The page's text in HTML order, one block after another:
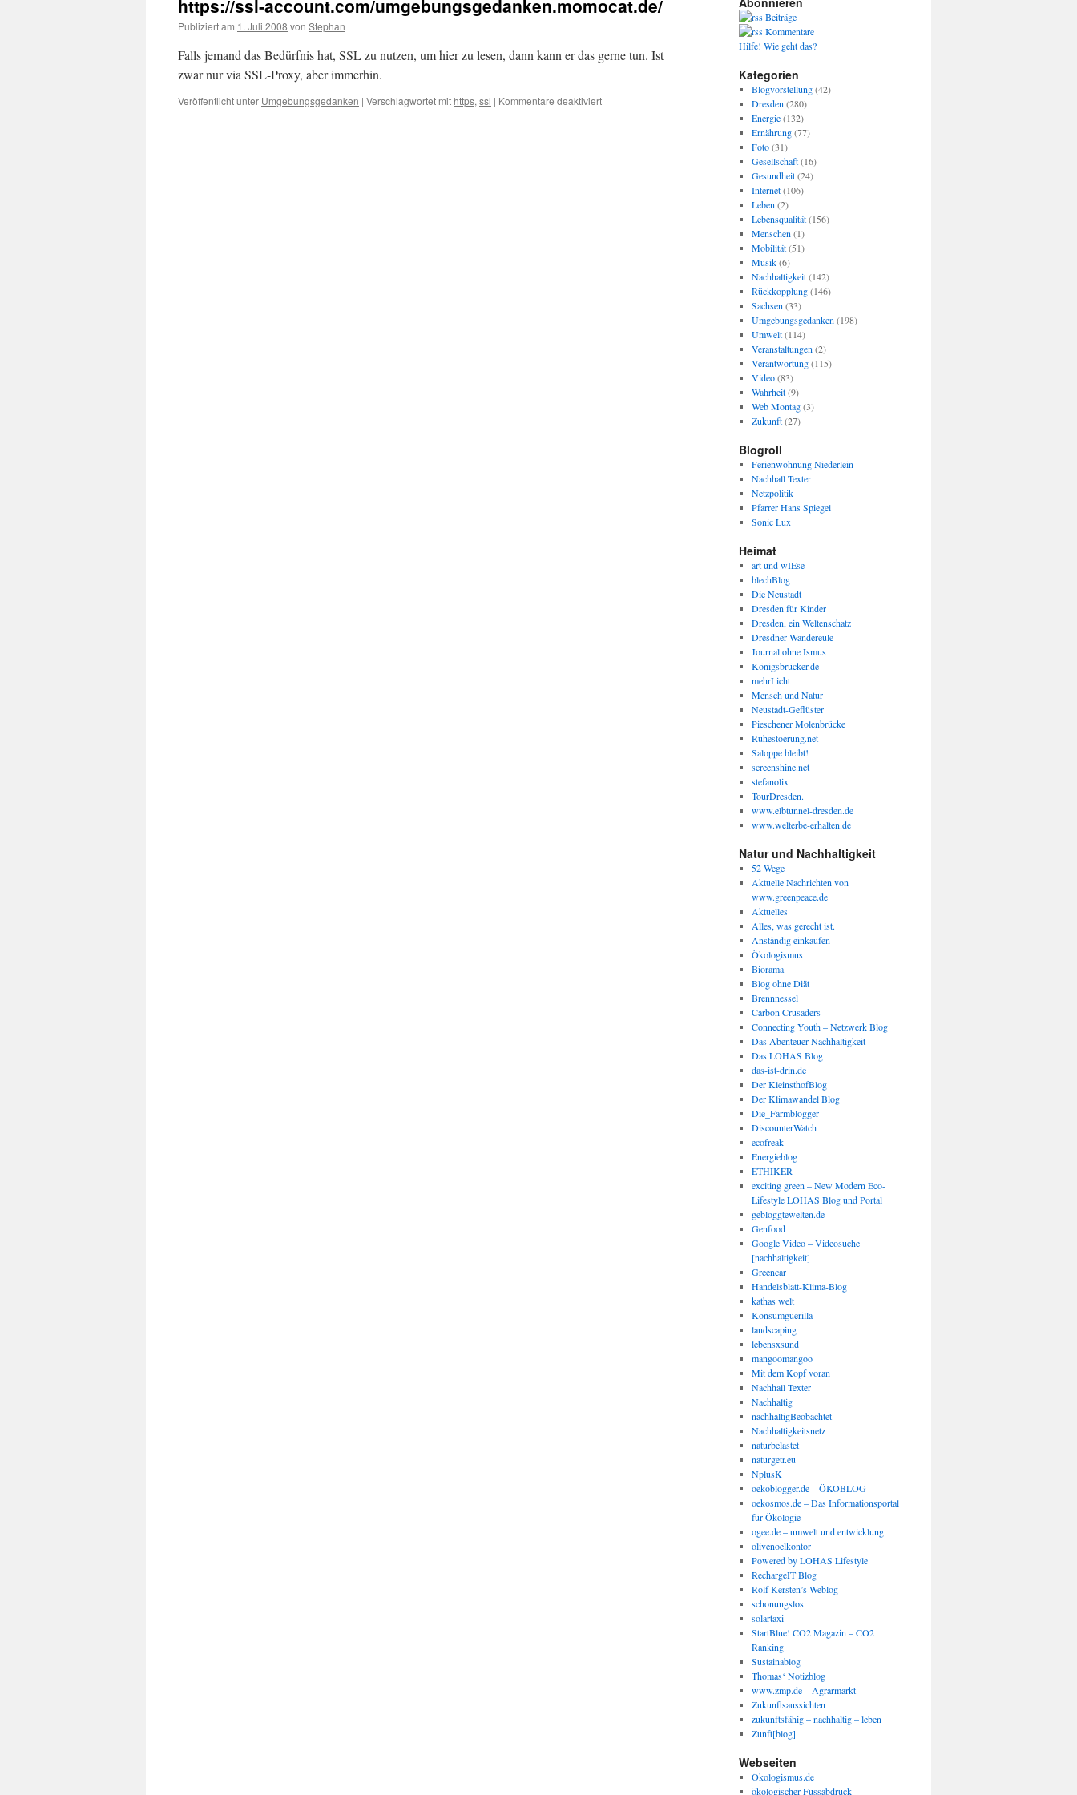
https://ssl-account.com/umgebungsgedanken.momocat.de/
Publiziert am 1. Juli 2008 von Stephan
Falls jemand das Bedürfnis hat, SSL zu nutzen, um hier zu lesen, dann kann er das gerne tun. Ist
zwar nur via SSL-Proxy, aber immerhin.
Veröffentlicht unter Umgebungsgedanken | Verschlagwortet mit https, ssl | Kommentare deaktiviert
account.com/umgebungsgedanken.momocat.de/
Beiträge
Kommentare
Hilfe! Wie geht das?
Kategorien
Blogvorstellung(42)
Dresden (280)
Energie(132)
Ernährung(77)
Foto(31)
Gesellschaft(16)
Gesundheit(24)
Internet(106)
Leben (2)
Lebensqualität(156)
Menschen (1)
Mobilität(51)
Musik(6)
Nachhaltigkeit(142)
Rückkopplung(146)
Sachsen (33)
Umgebungsgedanken (198)
Umwelt(114)
Veranstaltungen (2)
Verantwortung(115)
Video(83)
Wahrheit(9)
Web Montag(3)
Zukunft(27)
Blogroll
Ferienwohnung Niederlein
Nachhall Texter
Netzpolitik
Pfarrer Hans Spiegel
Sonic Lux
Heimat
art und wIEse
blechBlog
Die Neustadt
Dresden für Kinder
Dresden, ein Weltenschatz
Dresdner Wandereule
Journal ohne Ismus
Königsbrücker.de
mehrLicht
Mensch und Natur
Neustadt-Geflüster
Pieschener Molenbrücke
Ruhestoerung.net
Saloppe bleibt!
screenshine.net
stefanolix
TourDresden.
www.elbtunnel-dresden.de
www.welterbe-erhalten.de
Natur und Nachhaltigkeit
52 Wege
Aktuelle Nachrichten von
www.greenpeace.de
Aktuelles
Alles, was gerecht ist.
Anständig einkaufen
Ökologismus
Biorama
Blog ohne Diät
Brennnessel
Carbon Crusaders
Connecting Youth – Netzwerk Blog
Das Abenteuer Nachhaltigkeit
Das LOHAS Blog
das-ist-drin.de
Der KleinsthofBlog
Der Klimawandel Blog
Die_Farmblogger
DiscounterWatch
ecofreak
Energieblog
ETHIKER
exciting green – New Modern Eco-
Lifestyle LOHAS Blog und Portal
gebloggtewelten.de
Genfood
Google Video – Videosuche
[nachhaltigkeit]
Greencar
Handelsblatt-Klima-Blog
kathas welt
Konsumguerilla
landscaping
lebensxsund
mangoomangoo
Mit dem Kopf voran
Nachhall Texter
Nachhaltig
nachhaltigBeobachtet
Nachhaltigkeitsnetz
naturbelastet
naturgetr.eu
NplusK
oekoblogger.de – ÖKOBLOG
oekosmos.de – Das Informationsportal
für Ökologie
ogee.de – umwelt und entwicklung
olivenoelkontor
Powered by LOHAS Lifestyle
RechargeIT Blog
Rolf Kersten’s Weblog
schonungslos
solartaxi
StartBlue! CO2 Magazin – CO2
Ranking
Sustainablog
Thomas‘ Notizblog
www.zmp.de – Agrarmarkt
Zukunftsaussichten
zukunftsfähig – nachhaltig – leben
Zunft[blog]
Webseiten
Ökologismus.de
ökologischer Fussabdruck